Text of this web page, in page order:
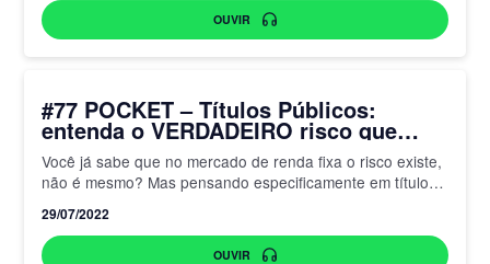
OUVIR
#77 POCKET – Títulos Públicos:
entenda o VERDADEIRO risco que
você está tomando
Você já sabe que no mercado de renda fixa o risco existe,
não é mesmo? Mas pensando especificamente em títulos
29/07/2022
OUVIR